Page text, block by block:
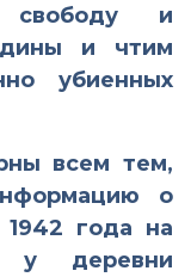
и
и чтим
убиенных
всем тем,
о
года на
у деревни